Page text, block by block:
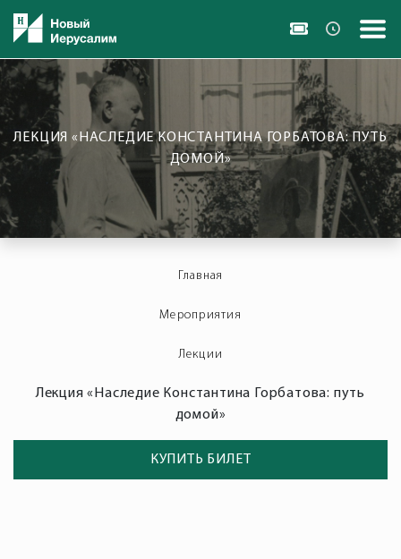
ЛЕКЦИЯ «НАСЛЕДИЕ КОНСТАНТИНА ГОРБАТОВА: ПУТЬ
ДОМОЙ»
Главная
Мероприятия
Лекции
Лекция «Наследие Константина Горбатова: путь
домой»
КУПИТЬ БИЛЕТ